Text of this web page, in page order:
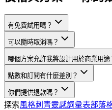
有免費試用嗎？
可以隨時取消嗎？
哪個方案允許我將設計用於商業用途
點數和訂閱有什麼差別？
你們提供退款嗎？
探索風格刺青靈感詞彙表部落